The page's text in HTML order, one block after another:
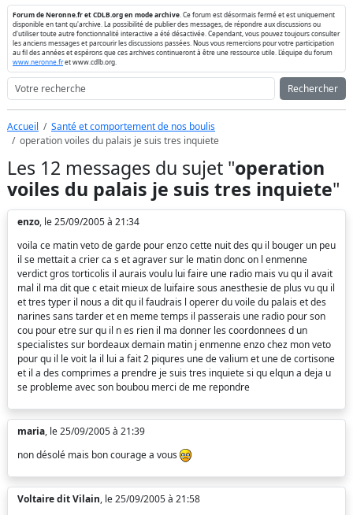
Forum de Neronne.fr et CDLB.org en mode archive . Ce forum est désormais fermé et est uniquement
disponible en tant qu'archive. La possibilité de publier des messages, de répondre aux discussions ou
d'utiliser toute autre fonctionnalité interactive a été désactivée. Cependant, vous pouvez toujours consulter
les anciens messages et parcourir les discussions passées. Nous vous remercions pour votre participation
au fil des années et espérons que ces archives continueront à être une ressource utile. L'équipe du forum
www.neronne.fret www.cdlb.org.
Rechercher
Accueil
Santé et comportement de nos boulis
operation voiles du palais je suis tres inquiete
Les 12 messages du sujet "operation
voiles du palais je suis tres inquiete"
enzo, le 25/09/2005 à 21:34
voila ce matin veto de garde pour enzo cette nuit des qu il bouger un peu
il se mettait a crier ca s et agraver sur le matin donc on l enmenne
verdict gros torticolis il aurais voulu lui faire une radio mais vu qu il avait
mal il ma dit que c etait mieux de luifaire sous anesthesie de plus vu qu il
et tres typer il nous a dit qu il faudrais l operer du voile du palais et des
narines sans tarder et en meme temps il passerais une radio pour son
cou pour etre sur qu il n es rien il ma donner les coordonnees d un
specialistes sur bordeaux demain matin j enmenne enzo chez mon veto
pour qu il le voit la il lui a fait 2 piqures une de valium et une de cortisone
et il a des comprimes a prendre je suis tres inquiete si qu elqun a deja u
se probleme avec son boubou merci de me repondre
maria, le 25/09/2005 à 21:39
non désolé mais bon courage a vous
Voltaire dit Vilain, le 25/09/2005 à 21:58